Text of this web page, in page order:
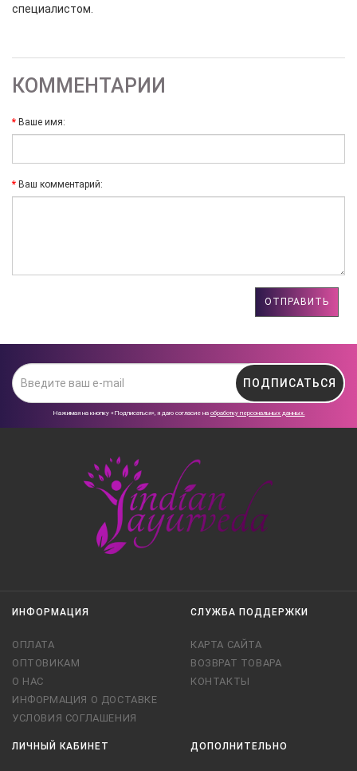
специалистом.
КОММЕНТАРИИ
Ваше имя:
Ваш комментарий:
ОТПРАВИТЬ
ПОДПИСАТЬСЯ
Нажимая на кнопку «Подписаться», я даю cогласие на обработку персональных данных.
ИНФОРМАЦИЯ
ОПЛАТА
ОПТОВИКАМ
О НАС
ИНФОРМАЦИЯ О ДОСТАВКЕ
УСЛОВИЯ СОГЛАШЕНИЯ
СЛУЖБА ПОДДЕРЖКИ
КАРТА САЙТА
ВОЗВРАТ ТОВАРА
КОНТАКТЫ
ЛИЧНЫЙ КАБИНЕТ ДОПОЛНИТЕЛЬНО